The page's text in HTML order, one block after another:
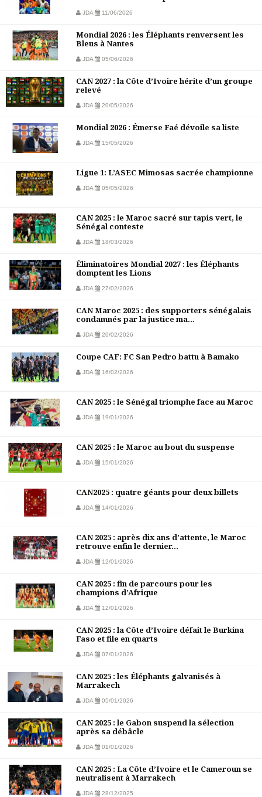
JDA 11/06/2026
Mondial 2026 : les Éléphants renversent les
Bleus à Nantes
JDA 05/06/2026
CAN 2027 : la Côte d’Ivoire hérite d’un groupe
relevé
JDA 20/05/2026
Mondial 2026 : Émerse Faé dévoile sa liste
JDA 15/05/2026
Ligue 1: L’ASEC Mimosas sacrée championne
JDA 05/05/2026
CAN 2025 : le Maroc sacré sur tapis vert, le
Sénégal conteste
JDA 18/03/2026
Éliminatoires Mondial 2027 : les Éléphants
domptent les Lions
JDA 27/02/2026
CAN Maroc 2025 : des supporters sénégalais
condamnés par la justice ma...
JDA 20/02/2026
Coupe CAF: FC San Pedro battu à Bamako
JDA 16/02/2026
CAN 2025 : le Sénégal triomphe face au Maroc
JDA 19/01/2026
CAN 2025 : le Maroc au bout du suspense
JDA 15/01/2026
CAN2025 : quatre géants pour deux billets
JDA 14/01/2026
CAN 2025 : après dix ans d’attente, le Maroc
retrouve enfin le dernier...
JDA 12/01/2026
CAN 2025 : fin de parcours pour les
champions d’Afrique
JDA 12/01/2026
CAN 2025 : la Côte d’Ivoire défait le Burkina
Faso et file en quarts
JDA 07/01/2026
CAN 2025 : les Éléphants galvanisés à
Marrakech
JDA 05/01/2026
CAN 2025 : le Gabon suspend la sélection
après sa débâcle
JDA 01/01/2026
CAN 2025 : La Côte d’Ivoire et le Cameroun se
neutralisent à Marrakech
JDA 28/12/2025